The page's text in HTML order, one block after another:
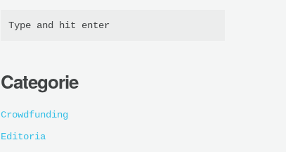
Categorie
Crowdfunding
Editoria